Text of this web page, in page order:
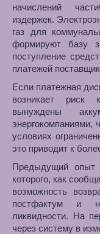
начислений
издержек.
газ для
формируют базу
поступление
платежей
Если платежная
возникает риск
вынуждены
энергокомпаниями,
условиях
это приводит к
Предыдущий опыт
которого, как
возможность
постфактум и
ликвидности. На
через систему в